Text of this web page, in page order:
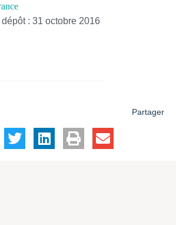
: 31 octobre 2016
Partager